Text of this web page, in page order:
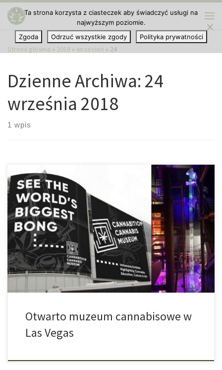
Przejdź do treści
Strona główna » 2018 » wrzesień » 24
Dzienne Archiwa: 24
września 2018
1 wpis
A jego Highlight to „Bongzilla“, czyli największe bongo na świecie
Las Vegas, czyli najbardziej grzeszne miasto w samym środku
pustyni Nevada, jest znowu bogatsze o nową atrakcję. W ramach
legalizacji marihuany, która miała miejsce w lipcu 2017 roku,
otwarto teraz muzeum, które poświęcone jest wszystkiemu wokół
marihuany. Na powierzchni ponad […]
Otwarto muzeum cannabisowe w
Las Vegas
Ta strona korzysta z ciasteczek aby świadczyć usługi na
najwyższym poziomie.
Zgoda
Odrzuć wszystkie zgody Polityka prywatności